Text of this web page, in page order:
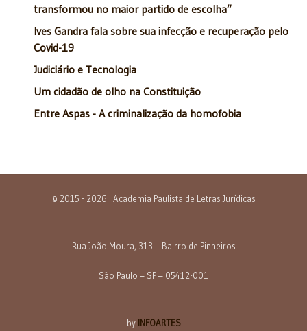
transformou no maior partido de escolha”
Ives Gandra fala sobre sua infecção e recuperação pelo
Covid-19
Judiciário e Tecnologia
Um cidadão de olho na Constituição
Entre Aspas - A criminalização da homofobia
© 2015 - 2026 | Academia Paulista de Letras Jurídicas
Rua João Moura, 313 – Bairro de Pinheiros
São Paulo – SP – 05412-001
by INFOARTES